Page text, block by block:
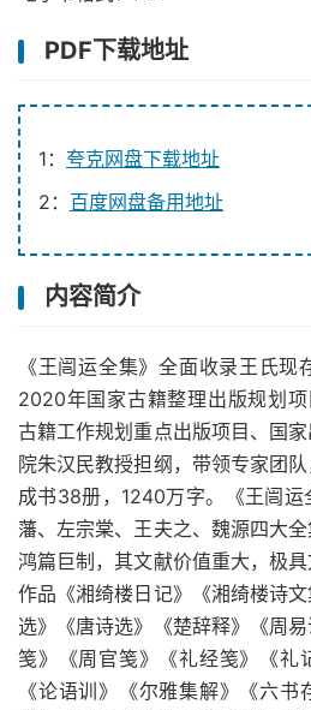
PDF下载地址
1： 夸克网盘下载地址
2： 百度网盘备用地址
内容简介
《王闿运全集》全面收录王氏
2020年国家古籍整理出版规划
古籍工作规划重点出版项目、国
院朱汉民教授担纲，带领专家团队
成书38册，1240万字。《王闿运
藩、左宗棠、王夫之、魏源四大
鸿篇巨制，其文献价值重大，极
作品《湘绮楼日记》《湘绮楼诗
选》《唐诗选》《楚辞释》《周
笺》《周官笺》《礼经笺》《礼
《论语训》《尔雅集解》《六